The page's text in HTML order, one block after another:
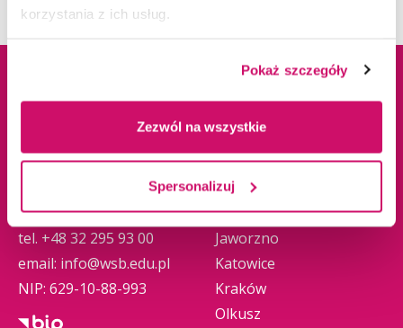
korzystania z ich usług.
Pokaż szczegóły
Zezwól na wszystkie
Spersonalizuj
Śląskie Laboratoria Analityczne
Urząd statystyczny w Katowicach
ZUS Rybnik
ZUS Chorzów
Dane adresowe
ul. Cieplaka 1C
Górnicza
tel. +48 32 295 93 00
email: info@wsb.edu.pl
NIP: 629-10-88-993
Kampusy
Cieszyn
Dąbrowa Górnicza
Gliwice
Jaworzno
Katowice
Kraków
Olkusz